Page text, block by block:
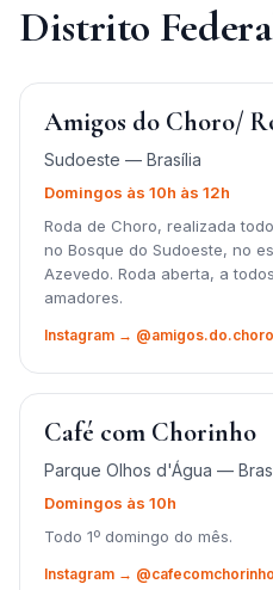
Distrito
Amigos do Choro/
Sudoeste — Brasília
Domingos às 10h às 12h
Roda de Choro, realizada
no Bosque do Sudoeste, no
Azevedo. Roda aberta, a
amadores.
Instagram → @amigos.do.choro
Café com Chorinho
Parque Olhos d'Água —
Domingos às 10h
Todo 1º domingo do mês.
Instagram →